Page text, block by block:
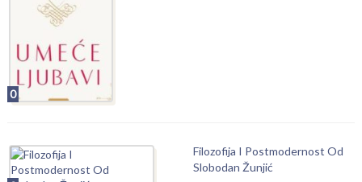
0
Filozofija I Postmodernost Od
Slobodan Žunjić